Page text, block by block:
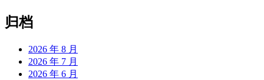
归档
2026 年 8 月
2026 年 7 月
2026 年 6 月